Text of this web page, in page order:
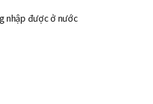
nhập được ở nước